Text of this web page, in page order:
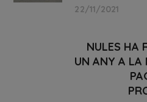
22/11/2021
NULES HA
UN ANY A LA